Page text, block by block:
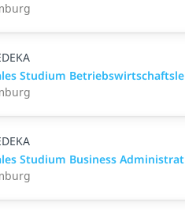
Studium
Studium Business